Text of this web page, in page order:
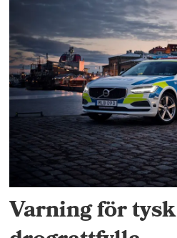
Varning för tysk